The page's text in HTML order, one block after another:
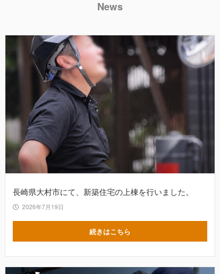
News
長崎県大村市にて、新築住宅の上棟を行いました。
2026年7月19日
続きはこちら